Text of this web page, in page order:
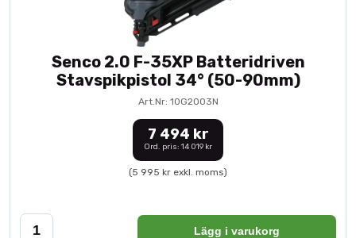
Senco 2.0 F-35XP Batteridriven
Stavspikpistol 34° (50-90mm)
Art.Nr: 10G2003N
7 494 kr
Ord. pris: 14 019 kr
(5 995 kr exkl. moms)
Lägg i varukorg